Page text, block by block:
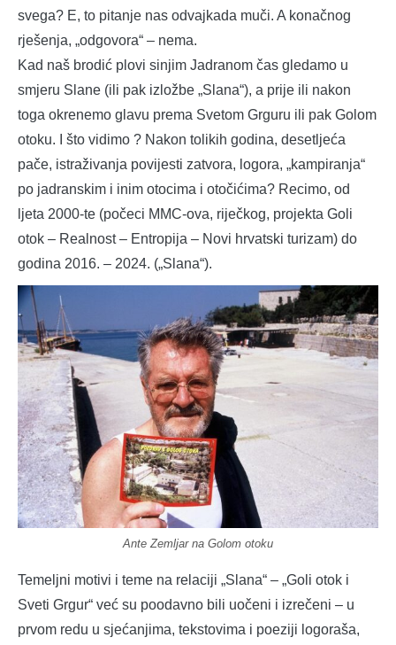
svega? E, to pitanje nas odvajkada muči. A konačnog
rješenja, „odgovora“ – nema.
Kad naš brodić plovi sinjim Jadranom čas gledamo u
smjeru Slane (ili pak izložbe „Slana“), a prije ili nakon
toga okrenemo glavu prema Svetom Grguru ili pak Golom
otoku. I što vidimo ? Nakon tolikih godina, desetljeća
pače, istraživanja povijesti zatvora, logora, „kampiranja“
po jadranskim i inim otocima i otočićima? Recimo, od
ljeta 2000-te (počeci MMC-ova, riječkog, projekta Goli
otok – Realnost – Entropija – Novi hrvatski turizam) do
godina 2016. – 2024. („Slana“).
Ante Zemljar na Golom otoku
Temeljni motivi i teme na relaciji „Slana“ – „Goli otok i
Sveti Grgur“ već su poodavno bili uočeni i izrečeni – u
prvom redu u sjećanjima, tekstovima i poeziji logoraša,